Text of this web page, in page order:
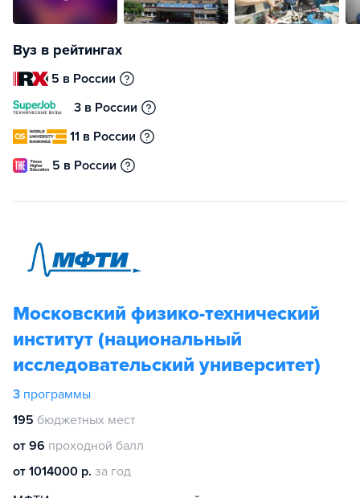
Вуз в рейтингах
5 в России
3 в России
11 в России
5 в России
Московский физико-технический
институт (национальный
исследовательский университет)
3 программы
195 бюджетных мест
от 96 проходной балл
от 1014000 р. за год